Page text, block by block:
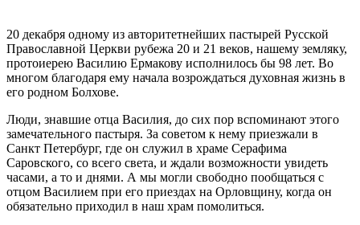
20 декабря одному из авторитетнейших пастырей Русской
Православной Церкви рубежа 20 и 21 веков, нашему земляку,
протоиерею Василию Ермакову исполнилось бы 98 лет. Во
многом благодаря ему начала возрождаться духовная жизнь в
его родном Болхове.
Люди, знавшие отца Василия, до сих пор вспоминают этого
замечательного пастыря. За советом к нему приезжали в
Санкт Петербург, где он служил в храме Серафима
Саровского, со всего света, и ждали возможности увидеть
часами, а то и днями. А мы могли свободно пообщаться с
отцом Василием при его приездах на Орловщину, когда он
обязательно приходил в наш храм помолиться.